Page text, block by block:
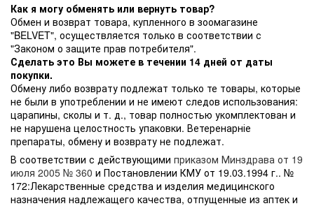
Как я могу обменять или вернуть товар?
Обмен и возврат товара, купленного в зоомагазине
"BELVET", осуществляется только в соответствии с
"Законом о защите прав потребителя".
Сделать это Вы можете в течении 14 дней от даты
покупки.
Обмену либо возврату подлежат только те товары, которые
не были в употреблении и не имеют следов использования:
царапины, сколы и т. д., товар полностью укомплектован и
не нарушена целостность упаковки. Ветеренарніе
препараты, обмену и возврату не подлежат.
В соответствии с действующими приказом Минздрава от 19
июля 2005 № 360 и Постановлении КМУ от 19.03.1994 г.. №
172:Лекарственные средства и изделия медицинского
назначения надлежащего качества, отпущенные из аптек и